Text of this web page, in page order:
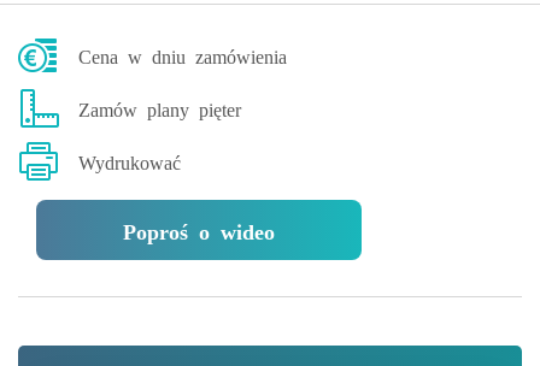
Cena w dniu zamówienia
Zamów plany pięter
Wydrukować
Poproś o wideo